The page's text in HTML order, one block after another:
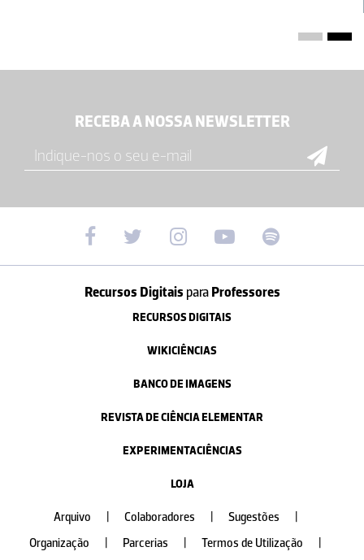
RECEBA A NOSSA NEWSLETTER
Recursos Digitais paraProfessores
RECURSOS DIGITAIS
WIKICIÊNCIAS
BANCO DE IMAGENS
REVISTA DE CIÊNCIA ELEMENTAR
EXPERIMENTACIÊNCIAS
LOJA
Arquivo Colaboradores Sugestões
Organização
Parcerias Termos de Utilização